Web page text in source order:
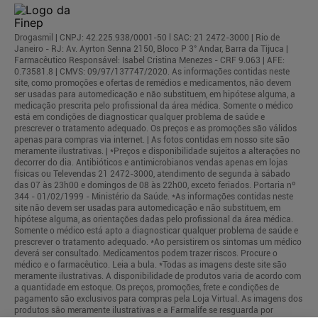
Drogasmil | CNPJ: 42.225.938/0001-50 l SAC: 21 2472-3000 | Rio de
Janeiro - RJ: Av. Ayrton Senna 2150, Bloco P 3° Andar, Barra da Tijuca |
Farmacêutico Responsável: Isabel Cristina Menezes - CRF 9.063 | AFE:
0.73581.8 | CMVS: 09/97/137747/2020. As informações contidas neste
site, como promoções e ofertas de remédios e medicamentos, não devem
ser usadas para automedicação e não substituem, em hipótese alguma, a
medicação prescrita pelo profissional da área médica. Somente o médico
está em condições de diagnosticar qualquer problema de saúde e
prescrever o tratamento adequado. Os preços e as promoções são válidos
apenas para compras via internet. | As fotos contidas em nosso site são
meramente ilustrativas. | *Preços e disponibilidade sujeitos a alterações no
decorrer do dia. Antibióticos e antimicrobianos vendas apenas em lojas
físicas ou Televendas 21 2472-3000, atendimento de segunda à sábado
das 07 às 23h00 e domingos de 08 às 22h00, exceto feriados. Portaria nº
344 - 01/02/1999 - Ministério da Saúde. *As informações contidas neste
site não devem ser usadas para automedicação e não substituem, em
hipótese alguma, as orientações dadas pelo profissional da área médica.
Somente o médico está apto a diagnosticar qualquer problema de saúde e
prescrever o tratamento adequado. *Ao persistirem os sintomas um médico
deverá ser consultado. Medicamentos podem trazer riscos. Procure o
médico e o farmacêutico. Leia a bula. *Todas as imagens deste site são
meramente ilustrativas. A disponibilidade de produtos varia de acordo com
a quantidade em estoque. Os preços, promoções, frete e condições de
pagamento são exclusivos para compras pela Loja Virtual. As imagens dos
produtos são meramente ilustrativas e a Farmalife se resguarda por